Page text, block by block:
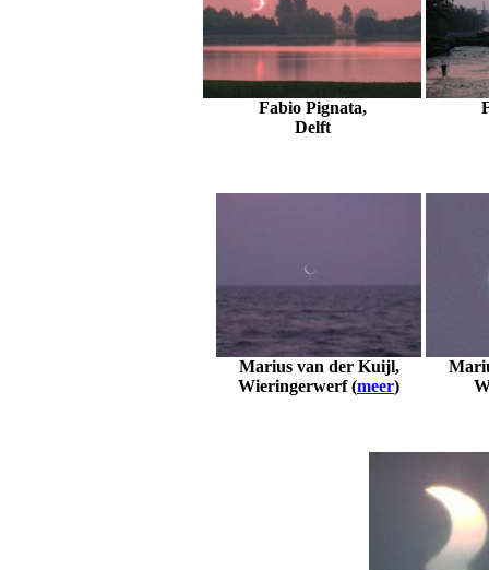
Fabio Pignata,
Delft
Marius van der Kuijl,
Wieringerwerf (meer)